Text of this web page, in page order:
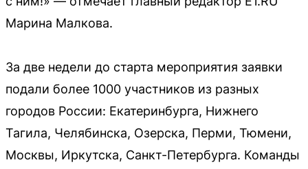
Марина Малкова.
За две недели до старта мероприятия заявки
подали более 1000 участников из разных
городов России: Екатеринбурга, Нижнего
Тагила, Челябинска, Озерска, Перми, Тюмени,
Москвы, Иркутска, Санкт-Петербурга. Команды